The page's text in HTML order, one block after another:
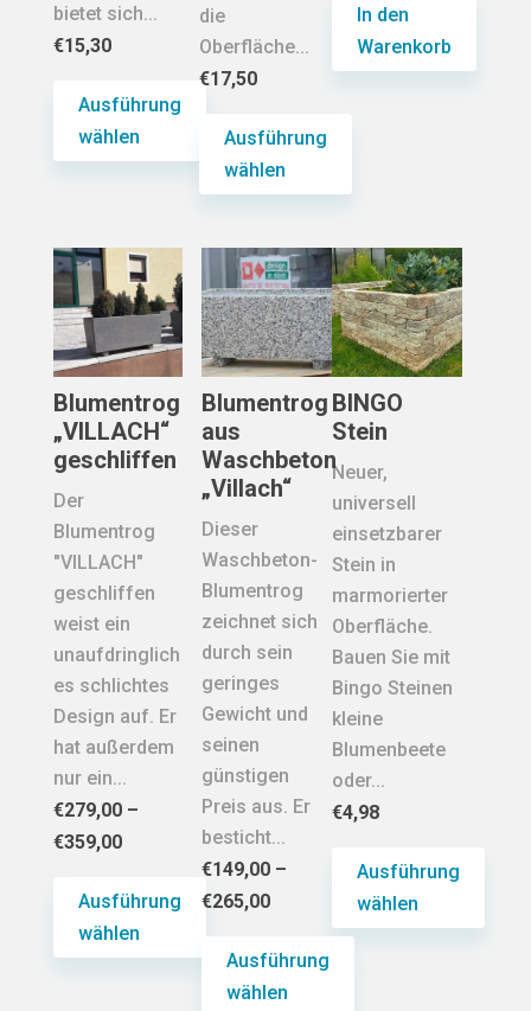
bietet sich...
€15,30
Ausführung
wählen
mehrere
Varianten
auf.
Die
Optionen
können
auf
Produktseite
gewählt
werden
In den
Warenkorb
die
Oberfläche...
€17,50
Ausführung
wählen
weist
mehrere
Varianten
auf.
Die
Optionen
können
auf
der
Produktseite
gewählt
werden
BINGO
Stein
Neuer,
universell
einsetzbarer
Stein in
marmorierter
Oberfläche.
Bauen Sie mit
Bingo Steinen
kleine
Blumenbeete
oder...
€4,98
Ausführung
wählen
Dieses
Blumentrog
„VILLACH“
geschliffen
Der
Blumentrog
"VILLACH"
geschliffen
weist ein
unaufdringlich
es schlichtes
Design auf. Er
hat außerdem
nur ein...
€279,00–
€359,00
Ausführung
wählen
Blumentrog
aus
Waschbeton
„Villach“
Dieser
Waschbeton-
Blumentrog
zeichnet sich
durch sein
geringes
Gewicht und
seinen
günstigen
Preis aus. Er
besticht...
€149,00 –
€265,00
Ausführung
wählen